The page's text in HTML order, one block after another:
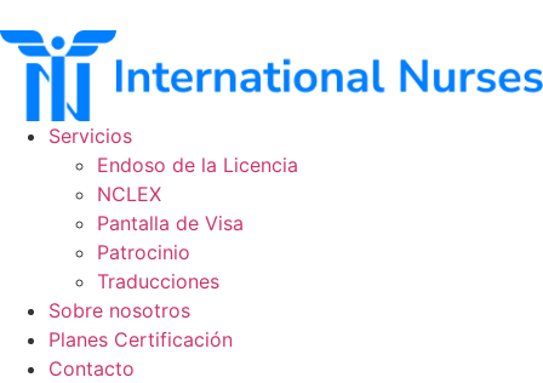
al
contenido
Servicios
Endoso de la Licencia
NCLEX
Pantalla de Visa
Patrocinio
Traducciones
Sobre nosotros
Planes Certificación
Contacto